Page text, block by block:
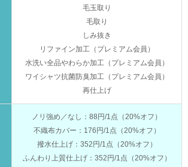
毛玉取り
毛取り
しみ抜き
リファイン加工（プレミアム会員）
水洗い全品やわらか加工（プレミアム会員）
ワイシャツ抗菌防臭加工（プレミアム会員）
再仕上げ
ノリ強め／なし：88円/1点（20%オフ）
不織布カバー：176円/1点（20%オフ）
撥水仕上げ：352円/1点（20%オフ）
ふんわり上質仕上げ：352円/1点（20%オフ）